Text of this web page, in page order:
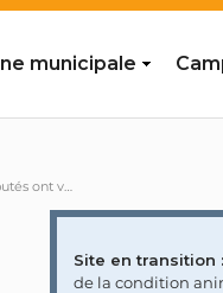
municipale
l’élevage de poulets à croissance rapide
Site en transition :
de la condition